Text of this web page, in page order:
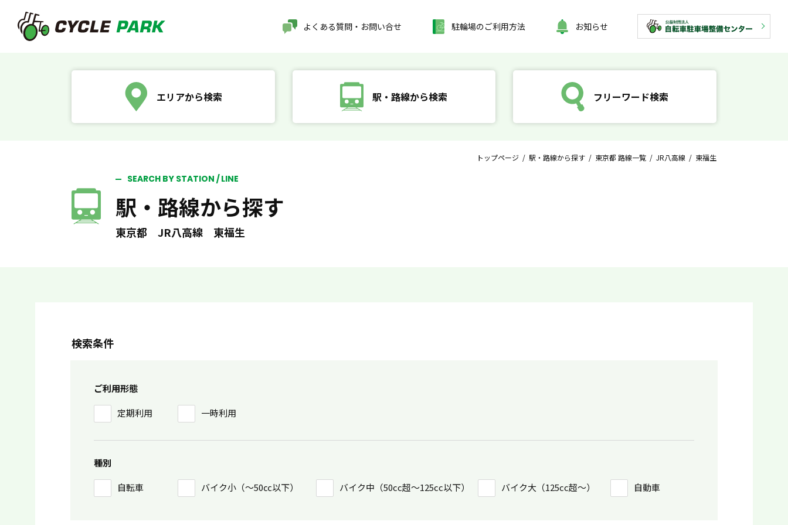
よくある質問・お問い合せ 駐輪場のご利用方法 お知らせ
エリアから検索 駅・路線から検索 フリーワード検索
トップページ / 駅・路線から探す / 東京都 路線一覧 / JR八高線 / 東福生
SEARCH BY STATION / LINE
駅・路線から探す
東京都 JR八高線 東福生
検索条件
ご利用形態
定期利用
一時利用
種別
自転車
バイク小（〜50㏄以下） バイク中（50cc超〜125cc以下） バイク大（125cc超〜） 自動車